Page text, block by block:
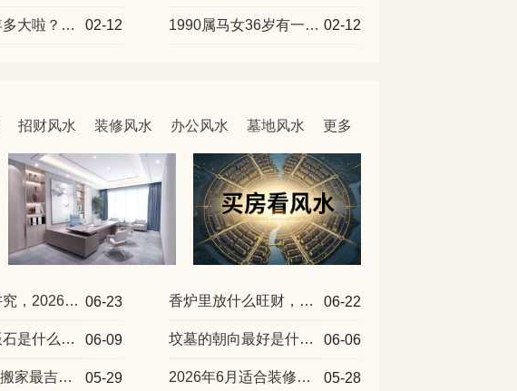
属马的今年多大啦？2026年属马的人运势怎么样 02-12 1990属马女36岁有一劫，怎么应对 02-12
招财风水 装修风水 办公风水 墓地风水 更多
搬家择日讲究，2026年7月搬家吉日一览 06-23 香炉里放什么旺财，五种好物各有作用 06-22
十一月生辰石是什么宝石 招财最强的水晶有哪些 06-09 坟墓的朝向最好是什么方向？风水师不会轻易告诉你的3个秘密 06-06
2026年6月搬家最吉利的黄道吉日 05-29 2026年6月适合装修最吉利的好日子 05-28